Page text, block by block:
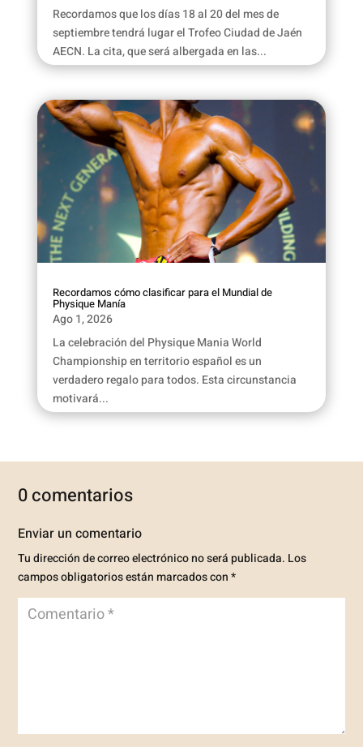
Recordamos que los días 18 al 20 del mes de
septiembre tendrá lugar el Trofeo Ciudad de Jaén
AECN. La cita, que será albergada en las...
Recordamos cómo clasificar para el Mundial de
Physique Manía
Ago 1, 2026
La celebración del Physique Mania World
Championship en territorio español es un
verdadero regalo para todos. Esta circunstancia
motivará...
0 comentarios
Enviar un comentario
Tu dirección de correo electrónico no será publicada. Los
campos obligatorios están marcados con*